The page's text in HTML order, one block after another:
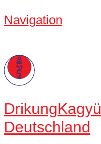
Navigation
DrikungKagyü
Deutschland